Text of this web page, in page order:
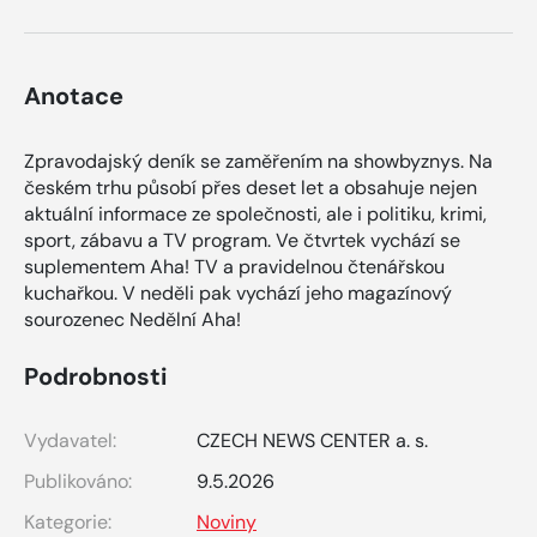
Anotace
Zpravodajský deník se zaměřením na showbyznys. Na
českém trhu působí přes deset let a obsahuje nejen
aktuální informace ze společnosti, ale i politiku, krimi,
sport, zábavu a TV program. Ve čtvrtek vychází se
suplementem Aha! TV a pravidelnou čtenářskou
kuchařkou. V neděli pak vychází jeho magazínový
sourozenec Nedělní Aha!
Podrobnosti
Vydavatel:
CZECH NEWS CENTER a. s.
Publikováno:
9.5.2026
Kategorie:
Noviny